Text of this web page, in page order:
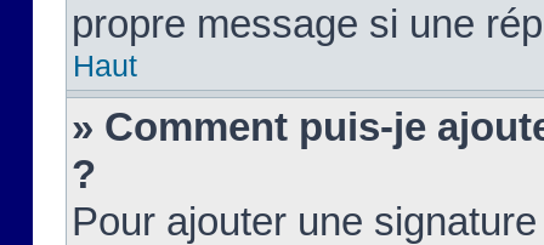
propre message si une
Haut
» Comment puis-je
?
Pour ajouter une